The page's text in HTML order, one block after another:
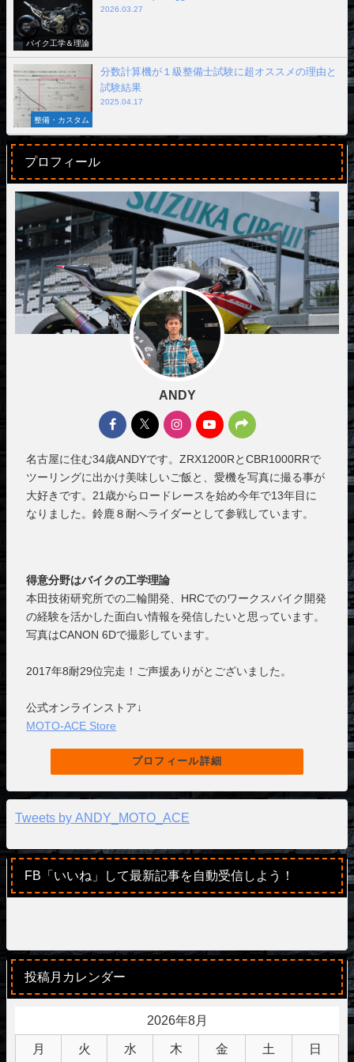
バイク工学＆理論
2026.03.27
整備・カスタム
分数計算機が１級整備士試験に超オススメの理由と
試験結果
2025.04.17
プロフィール
ANDY
名古屋に住む34歳ANDYです。ZRX1200RとCBR1000RRで
ツーリングに出かけ美味しいご飯と、愛機を写真に撮る事が
大好きです。21歳からロードレースを始め今年で13年目に
なりました。鈴鹿８耐へライダーとして参戦しています。
得意分野はバイクの工学理論
本田技術研究所での二輪開発、HRCでのワークスバイク開発
の経験を活かした面白い情報を発信したいと思っています。
写真はCANON 6Dで撮影しています。
2017年8耐29位完走！ご声援ありがとございました。
公式オンラインストア↓
MOTO-ACE Store
プロフィール詳細
Tweets by ANDY_MOTO_ACE
FB「いいね」して最新記事を自動受信しよう！
投稿月カレンダー
2026年8月
月 火 水 木 金 土 日